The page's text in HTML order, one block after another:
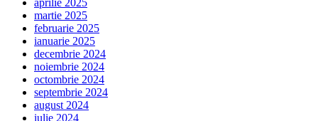
aprilie 2025
martie 2025
februarie 2025
ianuarie 2025
decembrie 2024
noiembrie 2024
octombrie 2024
septembrie 2024
august 2024
iulie 2024